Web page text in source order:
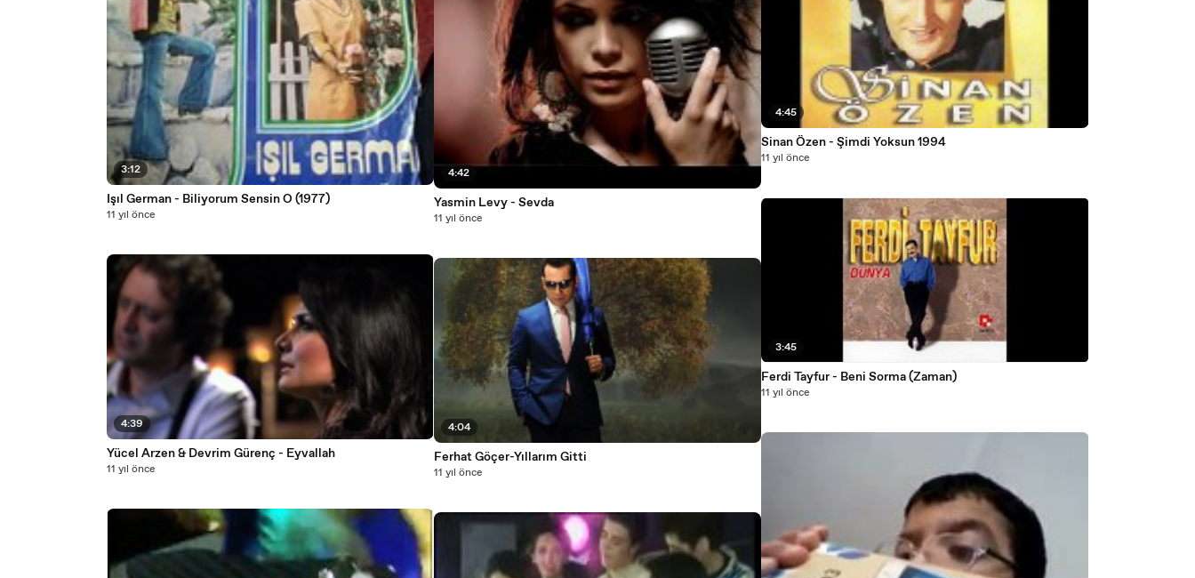
3:12
Işıl German - Biliyorum Sensin O (1977)
11 yıl önce
4:39
Yücel Arzen & Devrim Gürenç - Eyvallah
11 yıl önce
4:42
Yasmin Levy - Sevda
11 yıl önce
4:04
Ferhat Göçer-Yıllarım Gitti
11 yıl önce
4:45
Sinan Özen - Şimdi Yoksun 1994
11 yıl önce
3:45
Ferdi Tayfur - Beni Sorma (Zaman)
11 yıl önce